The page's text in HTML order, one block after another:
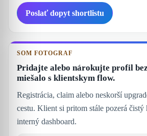
Poslať dopyt shortlistu
SOM FOTOGRAF
Pridajte alebo nárokujte profil
miešalo s klientskym flow.
Registrácia, claim alebo neskorší
cestu. Klient si pritom stále pozerá čistý
interný dashboard.